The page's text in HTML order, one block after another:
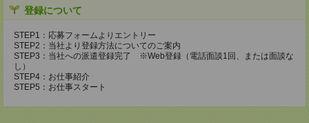
登録について
STEP1：応募フォームよりエントリー
STEP2：当社より登録方法についてのご案内
STEP3：当社への派遣登録完了 ※Web登録（電話面談1回、または面談な
し）
STEP4：お仕事紹介
STEP5：お仕事スタート